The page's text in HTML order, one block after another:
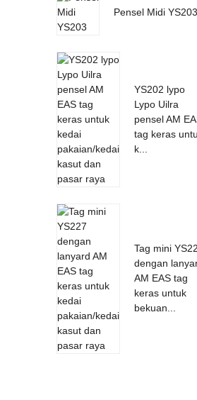
Pensel Midi YS203
YS202 lypo
Lypo Uilra
pensel AM
tag keras
k...
Tag mini
dengan
AM EAS tag
keras untuk
bekuan...